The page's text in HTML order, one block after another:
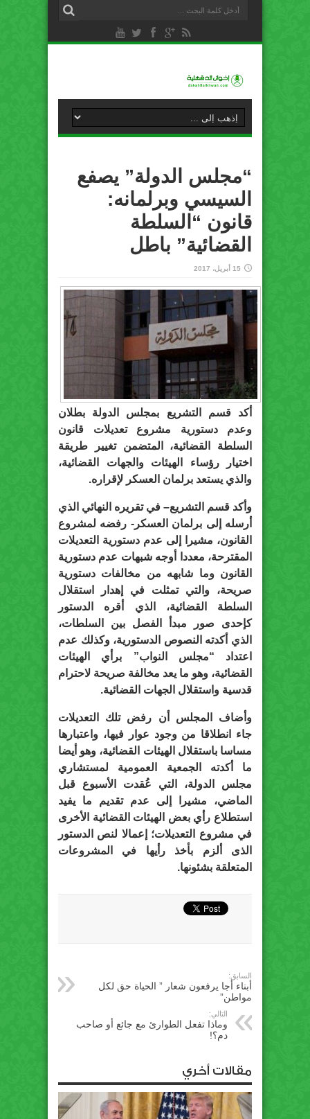
“مجلس الدولة” يصفع
السيسي وبرلمانه:
قانون “السلطة
القضائية” باطل
15 أبريل، 2017
أكد قسم التشريع بمجلس الدولة بطلان
وعدم دستورية مشروع تعديلات قانون
السلطة القضائية، المتضمن تغيير طريقة
اختيار رؤساء الهيئات والجهات القضائية،
والذي يستعد برلمان العسكر لإقراره.
وأكد قسم التشريع– في تقريره النهائي الذي
أرسله إلى برلمان العسكر- رفضه لمشروع
القانون، مشيرا إلى عدم دستورية التعديلات
المقترحة، معددا أوجه شبهات عدم دستورية
القانون وما شابهه من مخالفات دستورية
صريحة، والتي تمثلت في إهدار استقلال
السلطة القضائية، الذي أقره الدستور
كإحدى صور مبدأ الفصل بين السلطات،
الذي أكدته النصوص الدستورية، وكذلك عدم
اعتداد “مجلس النواب” برأي الهيئات
القضائية، وهو ما يعد مخالفة صريحة لاحترام
قدسية واستقلال الجهات القضائية.
وأضاف المجلس أن رفض تلك التعديلات
جاء انطلاقا من وجود عوار فيها، واعتبارها
مساسا باستقلال الهيئات القضائية، وهو أيضا
ما أكدته الجمعية العمومية لمستشاري
مجلس الدولة، التي عُقدت الأسبوع قبل
الماضي، مشيرا إلى عدم تقديم ما يفيد
استطلاع رأي بعض الهيئات القضائية الأخرى
في مشروع التعديلات؛ إعمالا لنص الدستور
الذى ألزم بأخذ رأيها في المشروعات
المتعلقة بشئونها.
السابق:
أبناء أجا يرفعون شعار ” الحياة حق لكل
مواطن”
التالي:
وماذا تفعل الطوارئ مع جائع أو صاحب
دم؟!
مقالات أخري